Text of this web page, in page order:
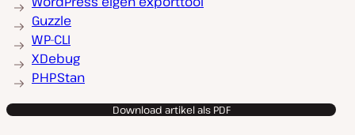
Guzzle
WP-CLI
XDebug
PHPStan
Download artikel als PDF